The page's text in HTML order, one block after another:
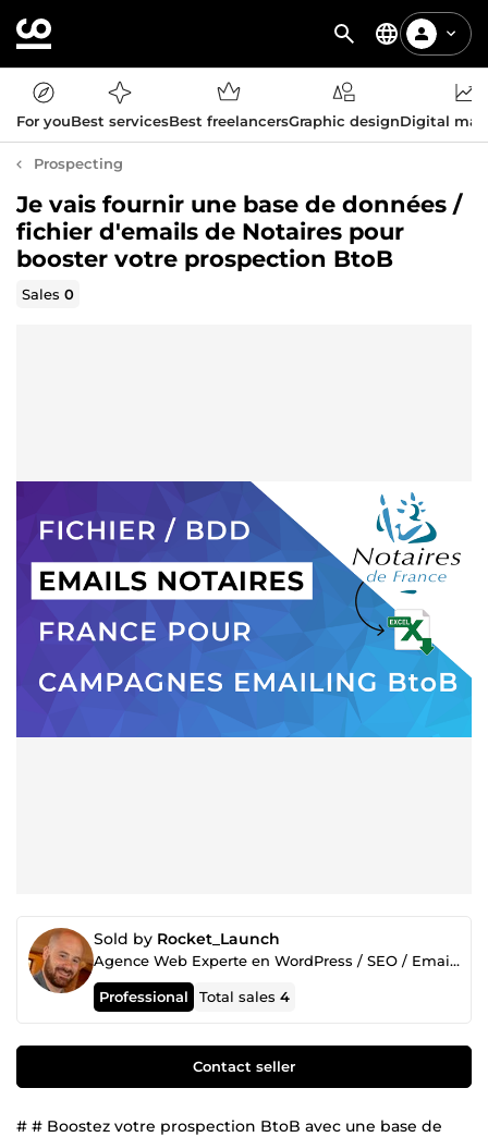
For youBest servicesBest freelancersGraphic designDigital
Prospecting
Je vais fournir une base de données /
fichier d'emails de Notaires pour
booster votre prospection BtoB
Sales0
Sold by Rocket_Launch
Agence Web Experte en WordPress / SEO / Emailing / Business en ligne / Etc.
Professional Total sales4
Contact seller
# # Boostez votre prospection BtoB avec une base de